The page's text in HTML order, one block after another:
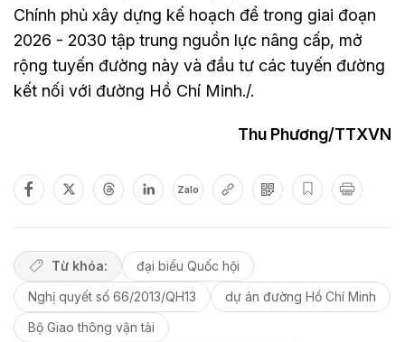
Chính phủ xây dựng kế hoạch để trong giai đoạn
2026 - 2030 tập trung nguồn lực nâng cấp, mở
rộng tuyến đường này và đầu tư các tuyến đường
kết nối với đường Hồ Chí Minh./.
Thu Phương/TTXVN
Zalo
Từ khóa:
đại biểu Quốc hội
Nghị quyết số 66/2013/QH13
dự án đường Hồ Chí Minh
Bộ Giao thông vận tải